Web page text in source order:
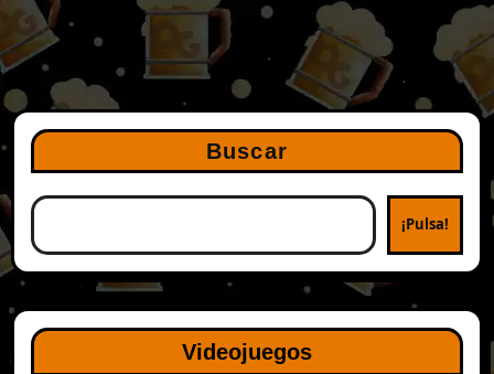
Buscar
¡Pulsa!
Videojuegos